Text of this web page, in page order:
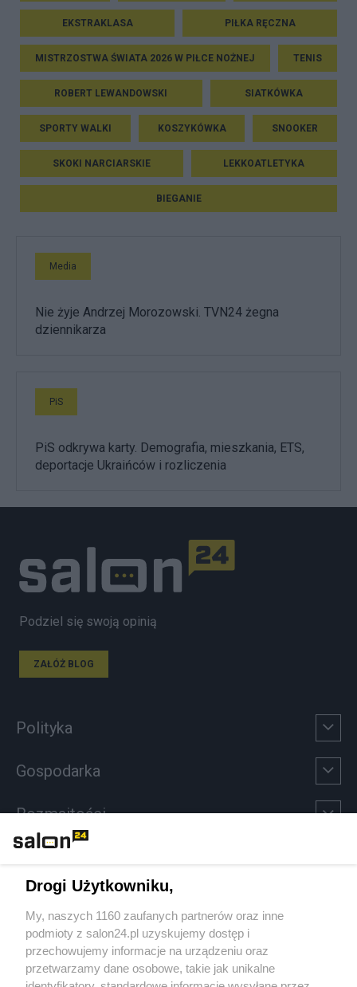
EKSTRAKLASA PIŁKA RĘCZNA
MISTRZOSTWA ŚWIATA 2026 W PIŁCE NOŻNEJ TENIS
ROBERT LEWANDOWSKI SIATKÓWKA
SPORTY WALKI KOSZYKÓWKA SNOOKER
SKOKI NARCIARSKIE LEKKOATLETYKA
BIEGANIE
Media
Nie żyje Andrzej Morozowski. TVN24 żegna
dziennikarza
PiS
PiS odkrywa karty. Demografia, mieszkania, ETS,
deportacje Ukraińców i rozliczenia
Podziel się swoją opinią
ZAŁÓŻ BLOG
Polityka
Gospodarka
Rozmaitości
Sport
Społeczeństwo
Drogi Użytkowniku,
My, naszych 1160 zaufanych partnerów oraz inne
podmioty z salon24.pl uzyskujemy dostęp i
przechowujemy informacje na urządzeniu oraz
przetwarzamy dane osobowe, takie jak unikalne